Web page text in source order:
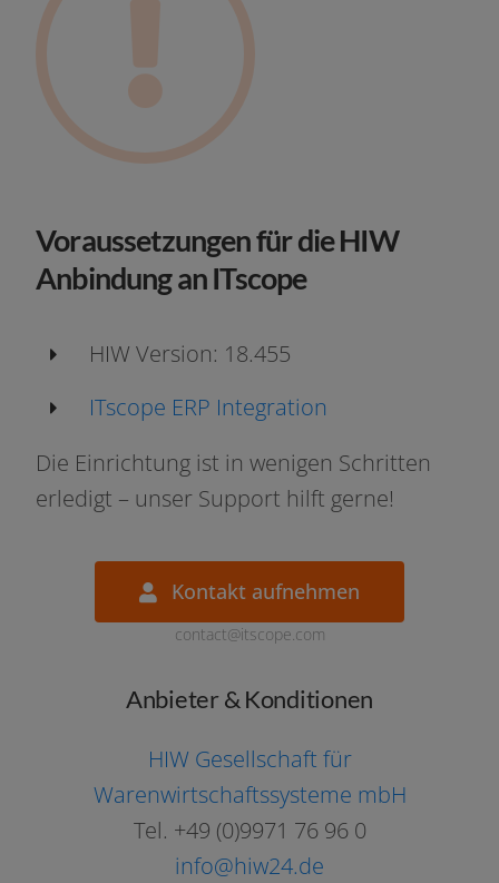
Voraussetzungen für die HIW
Anbindung an ITscope
HIW Version: 18.455
ITscope ERP Integration
Die Einrichtung ist in weni­gen Schritten
erle­digt – unser Support hilft gerne!
Kontakt auf­neh­men
contact@itscope.com
Anbieter & Konditionen
HIW Gesellschaft für
Warenwirtschaftssysteme mbH
Tel. +49 (0)9971 76 96 0
info@hiw24.de